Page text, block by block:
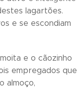
lagartões.
e se escondiam
e o cãozinho
empregados que
almoço,